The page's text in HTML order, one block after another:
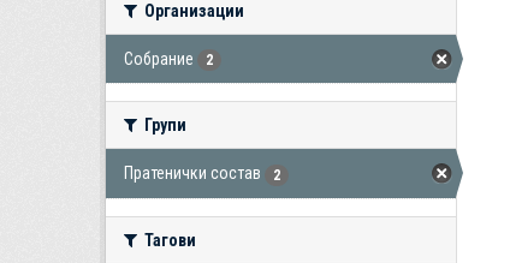
Организации
Собрание 2
Групи
Пратенички состав 2
Тагови